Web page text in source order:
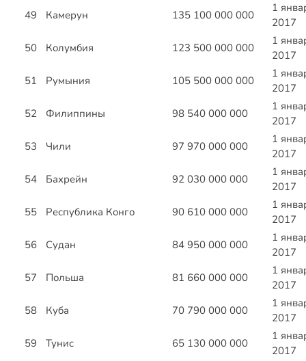
49
Камерун 135 100 000 000
1
2017
50
Колумбия 123 500 000 000
1
2017
51
Румыния 105 500 000 000
1
2017
52
Филиппины 98 540 000 000
1
2017
53
Чили 97 970 000 000
1
2017
54
Бахрейн 92 030 000 000
1
2017
55
Республика Конго 90 610 000 000
1
2017
56
Судан 84 950 000 000
1
2017
57
Польша 81 660 000 000
1
2017
58
Куба 70 790 000 000
1
2017
59
Тунис 65 130 000 000
1
2017